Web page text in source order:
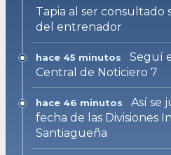
Tapia al ser consultado
del entrenador
hace 45 minutos
Seguí
Central de Noticiero 7
hace 46 minutos
Así se
fecha de las Divisiones
Santiagueña